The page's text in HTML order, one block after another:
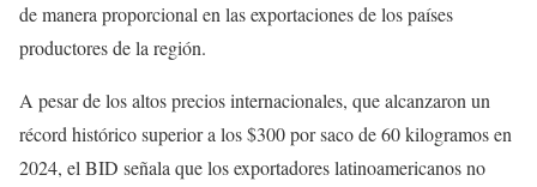
de manera proporcional en las exportaciones de los países
productores de la región.
A pesar de los altos precios internacionales, que alcanzaron un
récord histórico superior a los $300 por saco de 60 kilogramos en
2024, el BID señala que los exportadores latinoamericanos no